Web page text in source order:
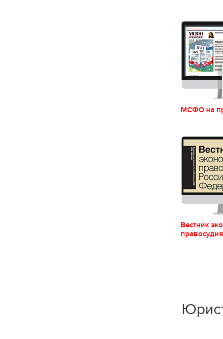
МСФО на
Вестник